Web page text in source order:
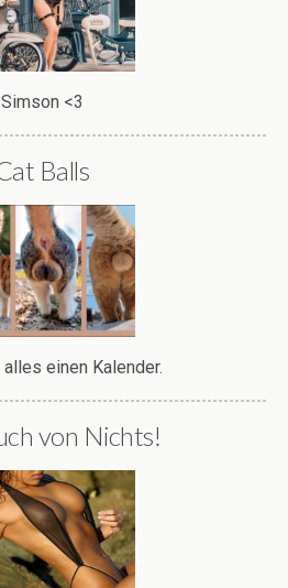
Simson <3
Balls
einen Kalender.
von Nichts!